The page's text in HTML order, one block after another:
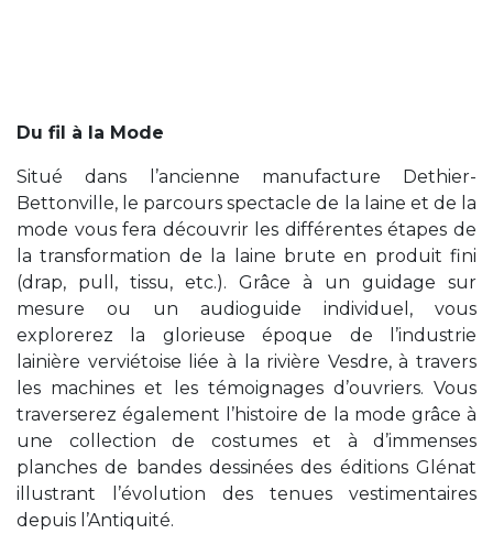
Du fil à la Mode
Situé dans l’ancienne manufacture Dethier-
Bettonville, le parcours spectacle de la laine et de la
mode vous fera découvrir les différentes étapes de
la transformation de la laine brute en produit fini
(drap, pull, tissu, etc.). Grâce à un guidage sur
mesure ou un audioguide individuel, vous
explorerez la glorieuse époque de l’industrie
lainière verviétoise liée à la rivière Vesdre, à travers
les machines et les témoignages d’ouvriers. Vous
traverserez également l’histoire de la mode grâce à
une collection de costumes et à d’immenses
planches de bandes dessinées des éditions Glénat
illustrant l’évolution des tenues vestimentaires
depuis l’Antiquité.